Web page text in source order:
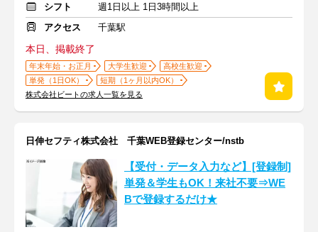
シフト
週1日以上 1日3時間以上
アクセス
千葉駅
本日、掲載終了
年末年始・お正月 大学生歓迎
高校生歓迎
単発（1日OK）
短期（1ヶ月以内OK）
株式会社ビートの求人一覧を見る
日伸セフティ株式会社 千葉WEB登録センター/nstb
【受付・データ入力など】[登録制]
単発＆学生もOK！来社不要⇒WE
Bで登録するだけ★